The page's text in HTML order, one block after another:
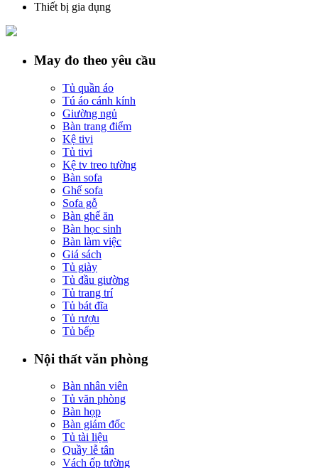
Thiết bị gia dụng
May đo theo yêu cầu
Tủ quần áo
Tú áo cánh kính
Giường ngủ
Bàn trang điểm
Kệ tivi
Tủ tivi
Kệ tv treo tường
Bàn sofa
Ghế sofa
Sofa gỗ
Bàn ghế ăn
Bàn học sinh
Bàn làm việc
Giá sách
Tủ giày
Tủ đầu giường
Tủ trang trí
Tủ bát đĩa
Tủ rượu
Tủ bếp
Nội thất văn phòng
Bàn nhân viên
Tủ văn phòng
Bàn họp
Bàn giám đốc
Tủ tài liệu
Quầy lễ tân
Vách ốp tường